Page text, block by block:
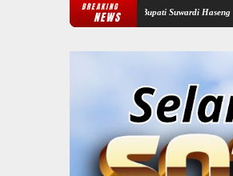
BREAKING
NEWS
Temui Bupati Suwardi Haseng Serahkan